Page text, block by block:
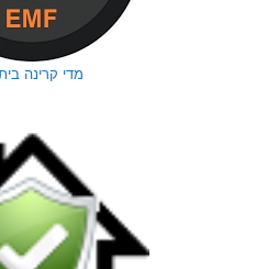
מדי קרינה ביתיים